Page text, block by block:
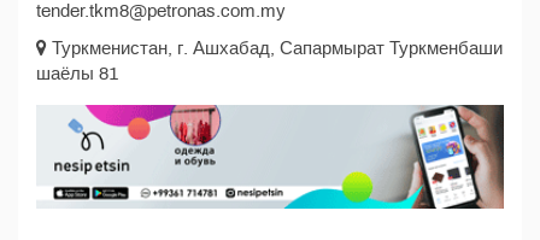
tender.tkm8@petronas.com.my
Туркменистан, г. Ашхабад, Сапармырат Туркменбаши
шаёлы 81